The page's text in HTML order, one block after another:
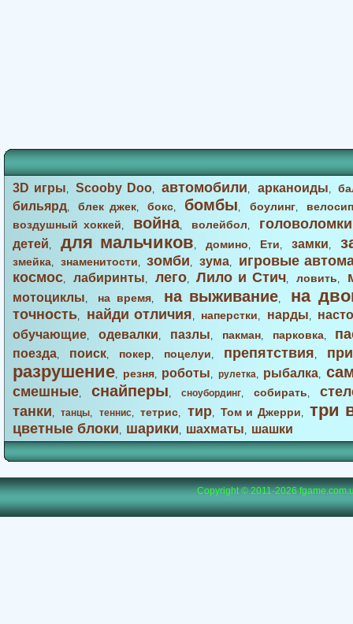
3D игры,Scooby Doo,автомобили, арканоиды,
бильярд,блек джек,бокс, бомбы, боулинг,
воздушный хоккей, война, волейбол, головоломки
детей, для мальчиков, домино, Ети, замки,
змейка, знаменитости,зомби, зума,
игровые
космос, лабиринты, лего,Лило и Стич,ловить,
мотоциклы, на время, на выживание, на
точность, найди отличия, наперстки, нарды,
обучающие, одевалки, пазлы, пакман, парковка,
поезда, поиск, покер, поцелуи, препятствия,
разрушение, резня, роботы, рулетка, рыбалка,
смешные, снайперы, сноубординг, собирать,
танки,танцы, теннис,тетрис, тир,Том и Джерри, три
цветные блоки, шарики, шахматы, шашки
Copyright © 2011-2026